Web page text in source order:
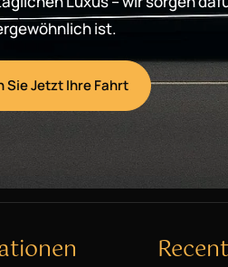
ist.
Sie Jetzt Ihre Fahrt